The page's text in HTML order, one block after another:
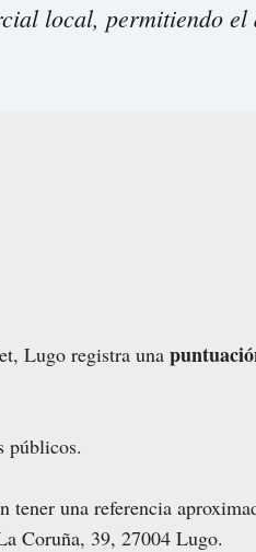
local, permitiendo el
Lugo registra una
públicos.
tener una referencia
Coruña, 39, 27004 Lugo.